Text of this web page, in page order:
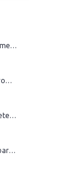
Polytechnische barometer
PT Engelse eiken barometer
Nederlandse barometer Arzoni
PT Hollandse banjo barometer